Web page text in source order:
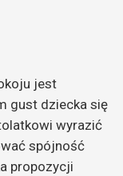
jest
gust dziecka się
wyrazić
spójność
propozycji